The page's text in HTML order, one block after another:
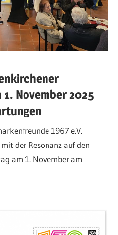
November 2025
1967 e.V.
der Resonanz auf den
am 1. November am